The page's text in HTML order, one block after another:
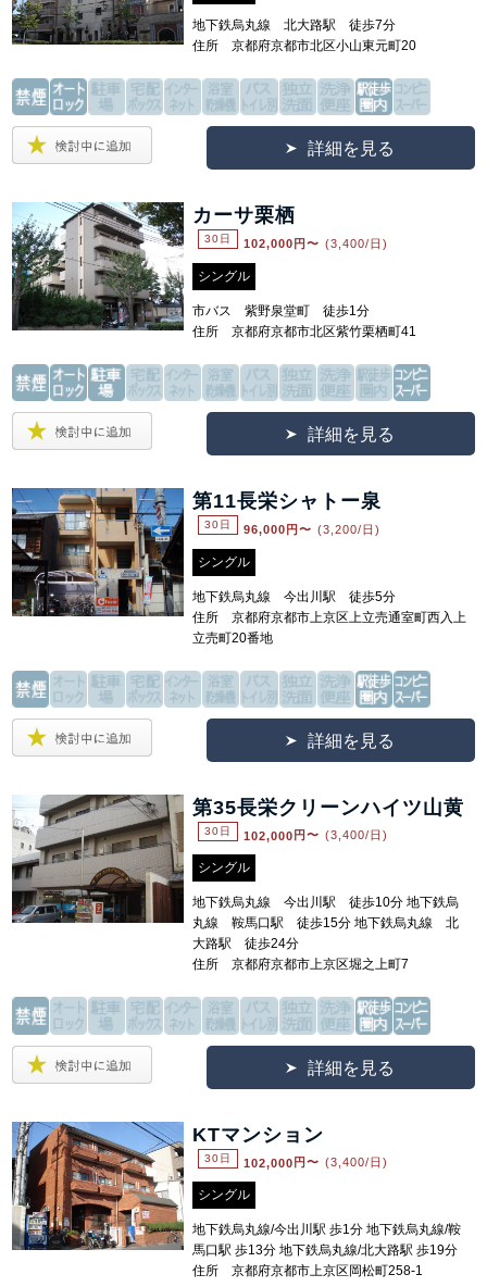
地下鉄烏丸線 北大路駅 徒歩7分
住所 京都府京都市北区小山東元町20
詳細を見る
カーサ栗栖
30日 102,000 円〜 (3,400/日)
シングル
市バス 紫野泉堂町 徒歩1分
住所 京都府京都市北区紫竹栗栖町41
詳細を見る
第11長栄シャトー泉
30日 96,000 円〜 (3,200/日)
シングル
地下鉄烏丸線 今出川駅 徒歩5分
住所 京都府京都市上京区上立売通室町西入上
立売町20番地
詳細を見る
第35長栄クリーンハイツ山黄
30日 102,000 円〜 (3,400/日)
シングル
地下鉄烏丸線 今出川駅 徒歩10分 地下鉄烏
丸線 鞍馬口駅 徒歩15分 地下鉄烏丸線 北
大路駅 徒歩24分
住所 京都府京都市上京区堀之上町7
詳細を見る
KTマンション
30日 102,000 円〜 (3,400/日)
シングル
地下鉄烏丸線/今出川駅 歩1分 地下鉄烏丸線/鞍
馬口駅 歩13分 地下鉄烏丸線/北大路駅 歩19分
住所 京都府京都市上京区岡松町258-1